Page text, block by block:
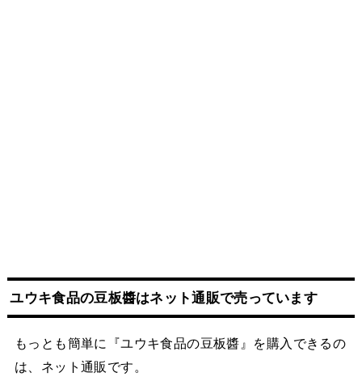
ユウキ食品の豆板醬はネット通販で売っています
もっとも簡単に『ユウキ食品の豆板醬』を購入できるの
は、ネット通販です。